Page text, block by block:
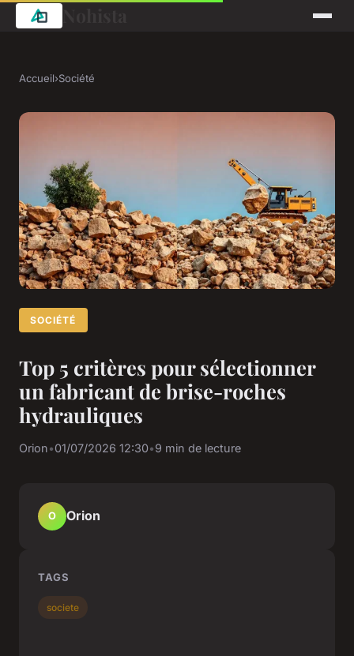
Accueil›Société
SOCIÉTÉ
Top 5 critères pour sélectionner
un fabricant de brise-roches
hydrauliques
Orion•01/07/2026 12:30•9 min de lecture
O Orion
TAGS
societe